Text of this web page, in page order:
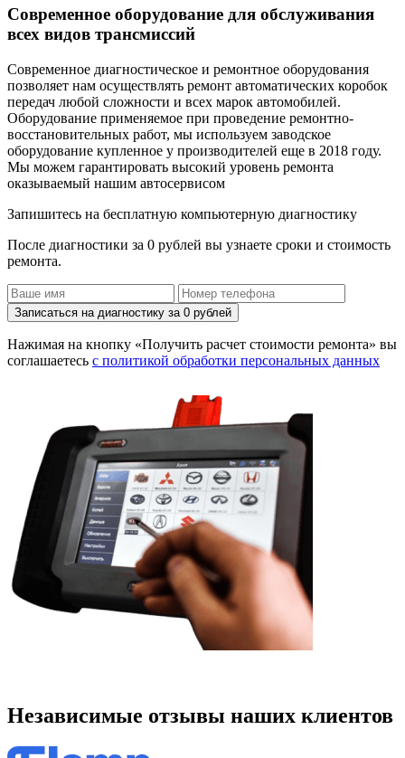
Современное оборудование для обслуживания
всех видов трансмиссий
Современное диагностическое и ремонтное оборудования
позволяет нам осуществлять ремонт автоматических коробок
передач любой сложности и всех марок автомобилей.
Оборудование применяемое при проведение ремонтно-
восстановительных работ, мы используем заводское
оборудование купленное у производителей еще в 2018 году.
Мы можем гарантировать высокий уровень ремонта
оказываемый нашим автосервисом
Запишитесь на бесплатную компьютерную диагностику
После диагностики за 0 рублей вы узнаете сроки и стоимость
ремонта.
Записаться на диагностику за 0 рублей
Нажимая на кнопку «Получить расчет стоимости ремонта» вы
соглашаетесь с политикой обработки персональных данных
Независимые отзывы наших клиентов